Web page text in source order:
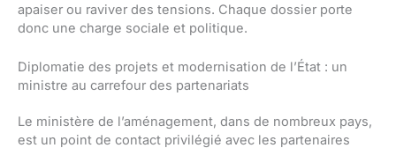
apaiser ou raviver des tensions. Chaque dossier porte
donc une charge sociale et politique.
Diplomatie des projets et modernisation de l’État : un
ministre au carrefour des partenariats
Le ministère de l’aménagement, dans de nombreux pays,
est un point de contact privilégié avec les partenaires